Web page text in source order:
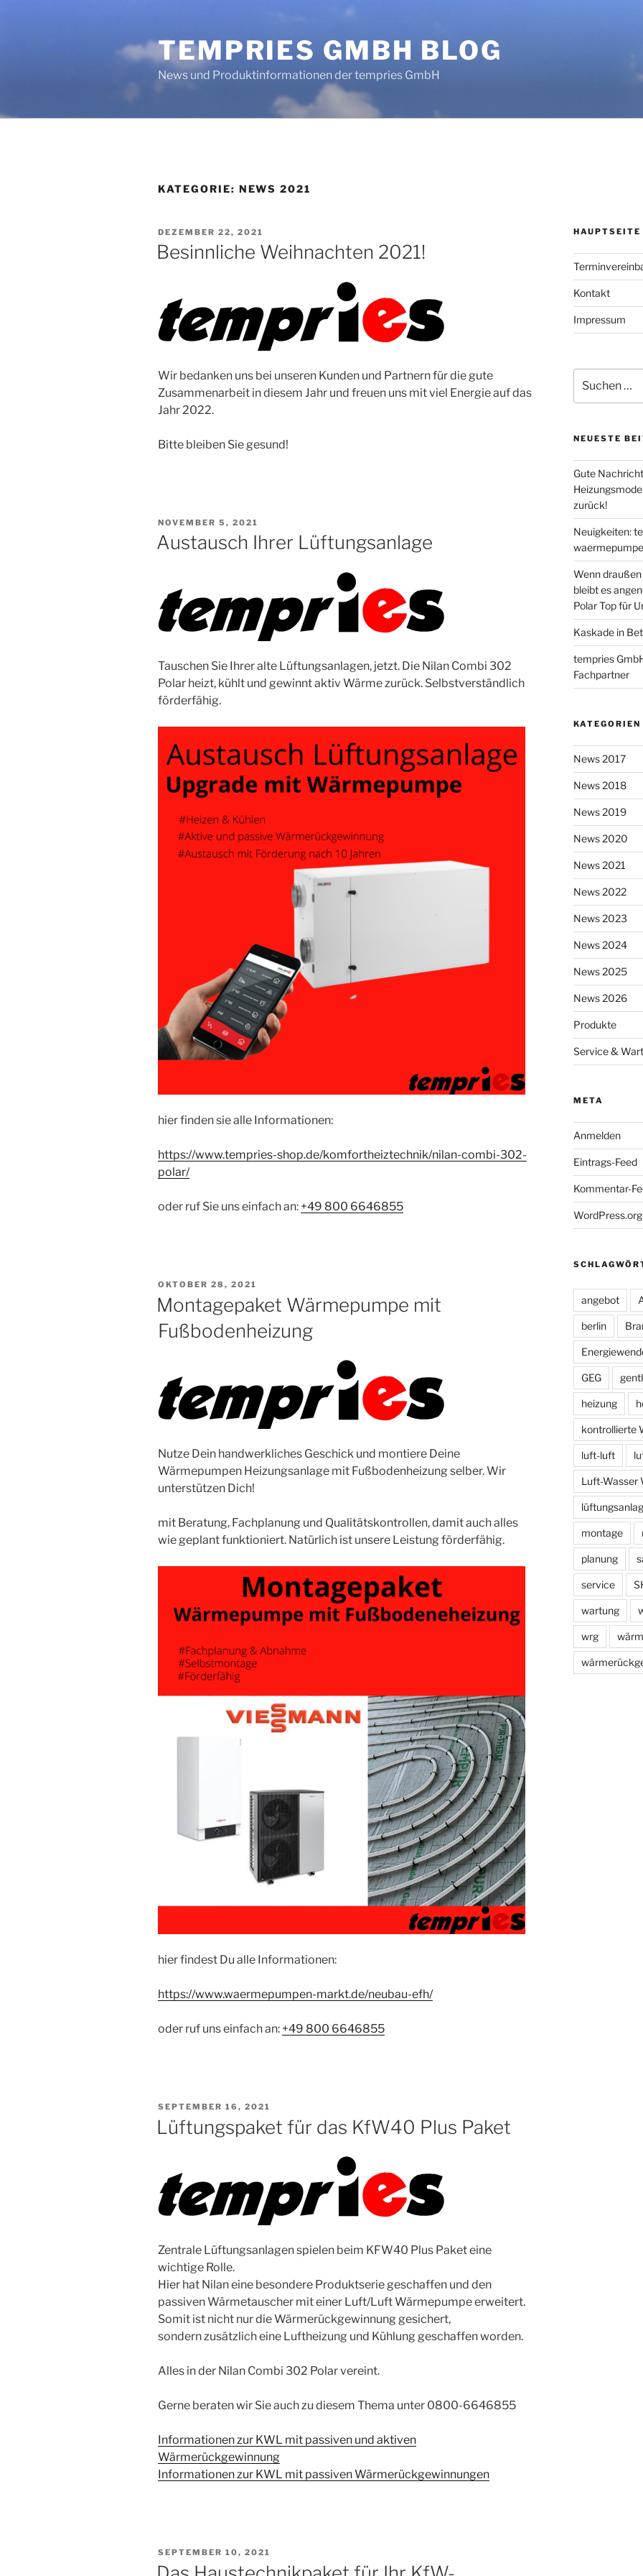
TEMPRIES GMBH BLOG
News und Produktinformationen der tempries GmbH
KATEGORIE: NEWS 2021
VERÖFFENTLICHT
AM
DEZEMBER 22, 2021
Besinnliche Weihnachten 2021!
Wir bedanken uns bei unseren Kunden und Partnern für die gute
Zusammenarbeit in diesem Jahr und freuen uns mit viel Energie auf das
Jahr 2022.
Bitte bleiben Sie gesund!
VERÖFFENTLICHT
AM
NOVEMBER 5, 2021
Austausch Ihrer Lüftungsanlage
Tauschen Sie Ihrer alte Lüftungsanlagen, jetzt. Die Nilan Combi 302
Polar heizt, kühlt und gewinnt aktiv Wärme zurück. Selbstverständlich
förderfähig.
hier finden sie alle Informationen:
https://www.tempries-shop.de/komfortheiztechnik/nilan-combi-302-
polar/
oder ruf Sie uns einfach an: +49 800 6646855
VERÖFFENTLICHT
AM
OKTOBER 28, 2021
Montagepaket Wärmepumpe mit
Fußbodenheizung
Nutze Dein handwerkliches Geschick und montiere Deine
Wärmepumpen Heizungsanlage mit Fußbodenheizung selber. Wir
unterstützen Dich!
mit Beratung, Fachplanung und Qualitätskontrollen, damit auch alles
wie geplant funktioniert. Natürlich ist unsere Leistung förderfähig.
hier findest Du alle Informationen:
https://www.waermepumpen-markt.de/neubau-efh/
oder ruf uns einfach an: +49 800 6646855
VERÖFFENTLICHT
AM
SEPTEMBER 16, 2021
Lüftungspaket für das KfW40 Plus Paket
Zentrale Lüftungsanlagen spielen beim KFW40 Plus Paket eine
wichtige Rolle.
Hier hat Nilan eine besondere Produktserie geschaffen und den
passiven Wärmetauscher mit einer Luft/Luft Wärmepumpe erweitert.
Somit ist nicht nur die Wärmerückgewinnung gesichert,
sondern zusätzlich eine Luftheizung und Kühlung geschaffen worden.
Alles in der Nilan Combi 302 Polar vereint.
Gerne beraten wir Sie auch zu diesem Thema unter 0800-6646855
Informationen zur KWL mit passiven und aktiven
Wärmerückgewinnung
Informationen zur KWL mit passiven Wärmerückgewinnungen
VERÖFFENTLICHT
AM
SEPTEMBER 10, 2021
HAUPTSEITE
Kontakt
Impressum
nach:
NEUESTE
Gute
zurück!
Neuigkeiten:
Wenn
bleibt es
Polar Top für
Kaskade in
tempries
Fachpartner
KATEGORIEN
News 2017
News 2018
News 2019
News 2020
News 2021
News 2022
News 2023
News 2024
News 2025
News 2026
Produkte
Service &
META
Anmelden
Eintrags-Feed
Kommentar-
WordPress.org
angebot
berlin
GEG
heizung
kontrollierte
luft-luft
Luft-Wasser
montage
planung
service
wartung
wrg